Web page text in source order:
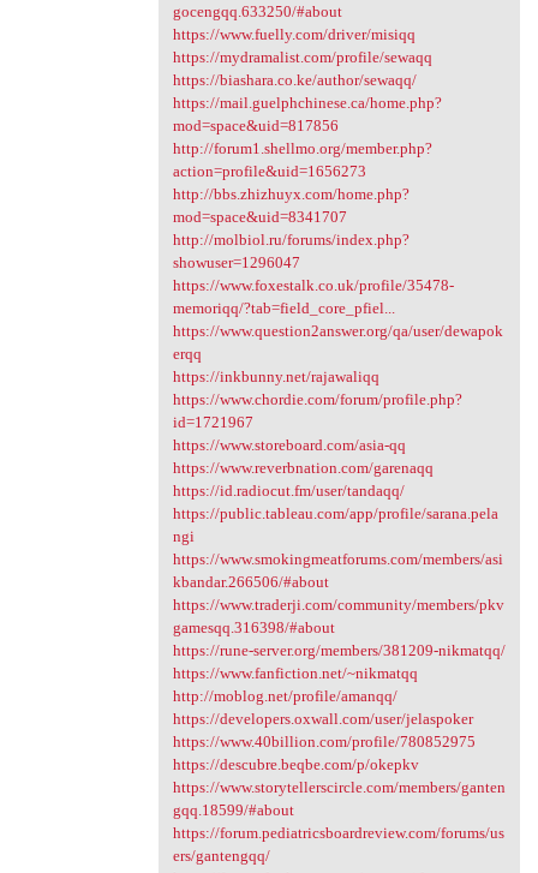
gocengqq.633250/#about
https://www.fuelly.com/driver/misiqq
https://mydramalist.com/profile/sewaqq
https://biashara.co.ke/author/sewaqq/
https://mail.guelphchinese.ca/home.php?
mod=space&uid=817856
http://forum1.shellmo.org/member.php?
action=profile&uid=1656273
http://bbs.zhizhuyx.com/home.php?
mod=space&uid=8341707
http://molbiol.ru/forums/index.php?
showuser=1296047
https://www.foxestalk.co.uk/profile/35478-
memoriqq/?tab=field_core_pfiel...
https://www.question2answer.org/qa/user/dewapok
erqq
https://inkbunny.net/rajawaliqq
https://www.chordie.com/forum/profile.php?
id=1721967
https://www.storeboard.com/asia-qq
https://www.reverbnation.com/garenaqq
https://id.radiocut.fm/user/tandaqq/
https://public.tableau.com/app/profile/sarana.pela
ngi
https://www.smokingmeatforums.com/members/asi
kbandar.266506/#about
https://www.traderji.com/community/members/pkv
gamesqq.316398/#about
https://rune-server.org/members/381209-nikmatqq/
https://www.fanfiction.net/~nikmatqq
http://moblog.net/profile/amanqq/
https://developers.oxwall.com/user/jelaspoker
https://www.40billion.com/profile/780852975
https://descubre.beqbe.com/p/okepkv
https://www.storytellerscircle.com/members/ganten
gqq.18599/#about
https://forum.pediatricsboardreview.com/forums/us
ers/gantengqq/